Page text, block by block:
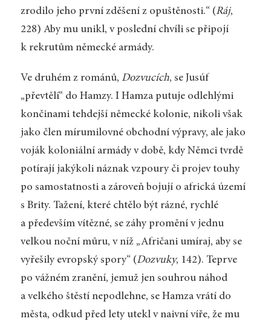
zrodilo jeho první zděšení z opuštěnosti.“ (Ráj,
228) Aby mu unikl, v poslední chvíli se připojí
k rekrutům německé armády.
Ve druhém z románů, Dozvucích, se Jusúf
„převtělí“ do Hamzy. I Hamza putuje odlehlými
končinami tehdejší německé kolonie, nikoli však
jako člen mírumilovné obchodní výpravy, ale jako
voják koloniální armády v době, kdy Němci tvrdě
potírají jakýkoli náznak vzpoury či projev touhy
po samostatnosti a zároveň bojují o africká území
s Brity. Tažení, které chtělo být rázné, rychlé
a především vítězné, se záhy promění v jednu
velkou noční můru, v níž „Afričani umíraj, aby se
vyřešily evropský spory“ (Dozvuky, 142). Teprve
po vážném zranění, jemuž jen souhrou náhod
a velkého štěstí nepodlehne, se Hamza vrátí do
města, odkud před lety utekl v naivní víře, že mu